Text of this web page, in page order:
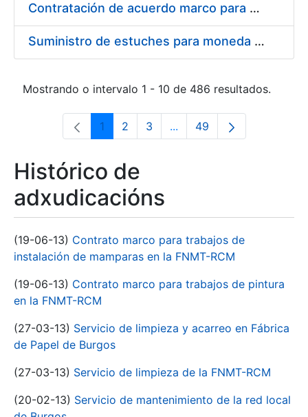
Contratación de acuerdo marco para el Suministro de Material de Electricidad para la Fábrica Nacional de Moneda y Timbre-Real Casa de la Moneda en su centro de trabajo de Burgos
Suministro de estuches para moneda de 30 €
Mostrando o intervalo 1 - 10 de 486 resultados.
Páxina
1 Páxina
2 Páxina
3 ...Páxinas intermedias Use
Páxina
49
Histórico de
adxudicacións
(19-06-13) Contrato marco para trabajos de
instalación de mamparas en la FNMT-RCM
(19-06-13) Contrato marco para trabajos de pintura
en la FNMT-RCM
(27-03-13) Servicio de limpieza y acarreo en Fábrica
de Papel de Burgos
(27-03-13) Servicio de limpieza de la FNMT-RCM
(20-02-13) Servicio de mantenimiento de la red local